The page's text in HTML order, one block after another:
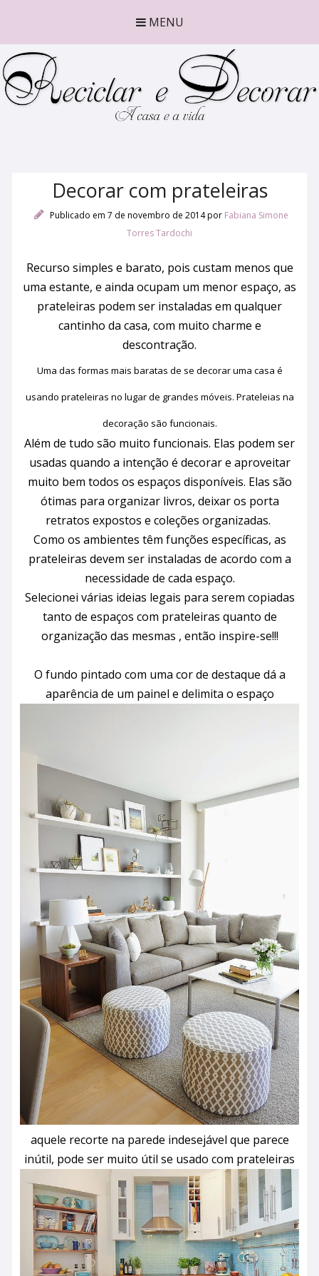
MENU
Decorar com prateleiras
Publicado em 7 de novembro de 2014por Fabiana Simone
Torres Tardochi
Recurso simples e barato, pois custam menos que
uma estante, e ainda ocupam um menor espaço, as
prateleiras podem ser instaladas em qualquer
cantinho da casa, com muito charme e
descontração.
Uma das formas mais baratas de se decorar uma casa é
usando prateleiras no lugar de grandes móveis. Prateleias na
decoração são funcionais.
Além de tudo são muito funcionais. Elas podem ser
usadas quando a intenção é decorar e aproveitar
muito bem todos os espaços disponíveis. Elas são
ótimas para organizar livros, deixar os porta
retratos expostos e coleções organizadas.
Como os ambientes têm funções específicas, as
prateleiras devem ser instaladas de acordo com a
necessidade de cada espaço.
Selecionei várias ideias legais para serem copiadas
tanto de espaços com prateleiras quanto de
organização das mesmas , então inspire-se!!!
O fundo pintado com uma cor de destaque dá a
aparência de um painel e delimita o espaço
aquele recorte na parede indesejável que parece
inútil, pode ser muito útil se usado com prateleiras